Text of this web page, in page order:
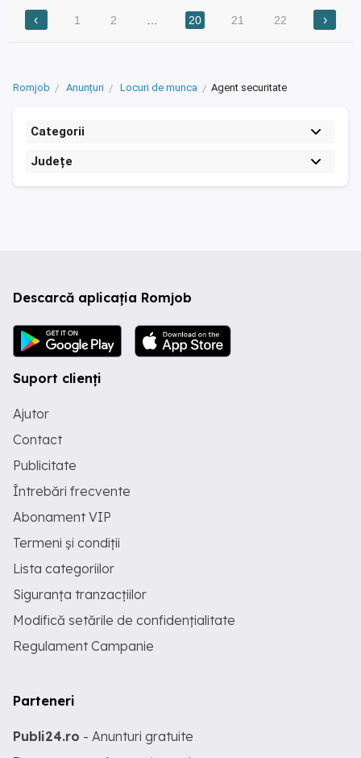
‹ 1 2 20 21 22 ›
Romjob Anunțuri Locuri de munca Agent securitate
Categorii
Județe
Descarcă aplicația Romjob
Suport clienți
Ajutor
Contact
Publicitate
Întrebări frecvente
Abonament VIP
Termeni și condiții
Lista categoriilor
Siguranța tranzacțiilor
Modifică setările de confidențialitate
Regulament Campanie
Parteneri
Publi24.ro - Anunturi gratuite